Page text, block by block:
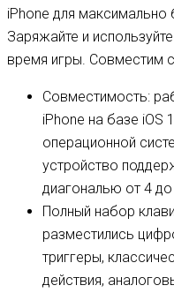
iPhone для максимально
Заряжайте и
время игры. Совместим
Совместимость:
iPhone на базе iOS
операционной
устройство
диагональю от 4
Полный набор
разместились
триггеры,
действия,